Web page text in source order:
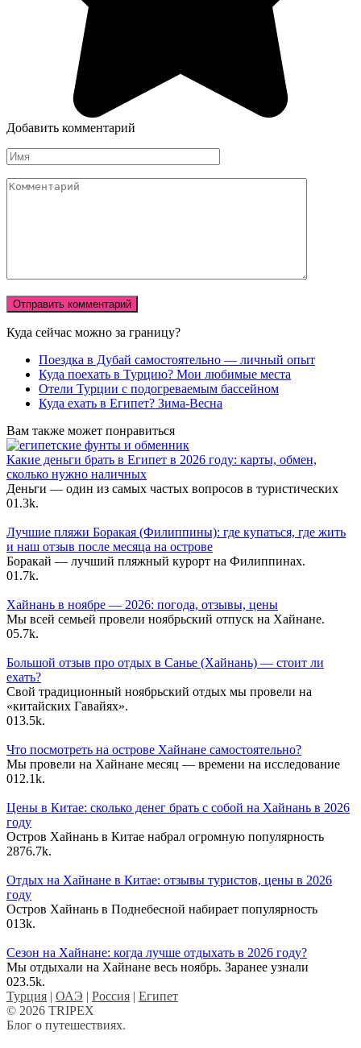
Добавить комментарий
Имя
Комментарий
Куда сейчас можно за границу?
Поездка в Дубай самостоятельно — личный опыт
Куда поехать в Турцию? Мои любимые места
Отели Турции с подогреваемым бассейном
Куда ехать в Египет? Зима-Весна
Вам также может понравиться
Какие деньги брать в Египет в 2026 году: карты, обмен,
сколько нужно наличных
Деньги — один из самых частых вопросов в туристических
01.3k.
Лучшие пляжи Боракая (Филиппины): где купаться, где жить
и наш отзыв после месяца на острове
Боракай — лучший пляжный курорт на Филиппинах.
01.7k.
Хайнань в ноябре — 2026: погода, отзывы, цены
Мы всей семьей провели ноябрьский отпуск на Хайнане.
05.7k.
Большой отзыв про отдых в Санье (Хайнань) — стоит ли
ехать?
Свой традиционный ноябрьский отдых мы провели на
«китайских Гавайях».
013.5k.
Что посмотреть на острове Хайнане самостоятельно?
Мы провели на Хайнане месяц — времени на исследование
012.1k.
Цены в Китае: сколько денег брать с собой на Хайнань в 2026
году
Остров Хайнань в Китае набрал огромную популярность
2876.7k.
Отдых на Хайнане в Китае: отзывы туристов, цены в 2026
году
Остров Хайнань в Поднебесной набирает популярность
013k.
Сезон на Хайнане: когда лучше отдыхать в 2026 году?
Мы отдыхали на Хайнане весь ноябрь. Заранее узнали
023.5k.
Турция | ОАЭ | Россия | Египет
© 2026 TRIPEX
Блог о путешествиях.